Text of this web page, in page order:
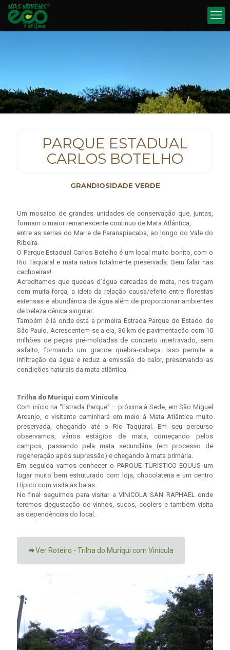
PARQUE ESTADUAL
CARLOS BOTELHO
GRANDIOSIDADE VERDE
Um mosaico de grandes unidades de conservação que, juntas,
formam o maior remanescente continuo de Mata Atlântica,
entre as serras do Mar e de Paranapiacaba, ao longo do Vale do
Ribeira.
O Parque Estadual Carlos Botelho é um local muito bonito, com o
Rio Taquaral e mata nativa totalmente preservada. Sem falar nas
cachoeiras!
Acreditamos que quedas d’água cercadas de mata, nos tragam
com muita força, a ideia da relação causa/efeito entre florestas
extensas e abundância de água além de proporcionar ambientes
de beleza cênica singular.
Também é lá onde está a primeira Estrada Parque do Estado de
São Paulo. Acrescentem-se a ela, 36 km de pavimentação com 10
milhões de peças pré-moldadas de concreto intertravado, sem
asfalto, formando um grande quebra-cabeça. Isso permite a
infiltração da água e reduz a emissão de calor, preservando as
condições naturais da mata atlântica.
Trilha do Muriqui com Vinícula
Com início na “Estrada Parque” – próxima à Sede, em São Miguel
Arcanjo, o visitante caminhará em meio à Mata Atlântica muito
preservada, chegando até o Rio Taquaral. Em seu percurso
observamos, vários estágios de mata, começando pelos
campos, passando pela mata secundária (em processo de
regeneração após supressão) e chegando à mata primária.
Em seguida vamos conhecer o PARQUE TURISTICO EQUUS um
lugar muito bem estruturado com loja, chocolateria e um centro
Hípico com visita as baias.
No final seguimos para visitar a VINICOLA SAN RAPHAEL onde
teremos degustação de vinhos, sucos, coolers e também visita
as dependências do local.
Ver Roteiro - Trilha do Muriqui com Vinícula